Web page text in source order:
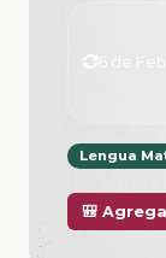
Lengua
🎒